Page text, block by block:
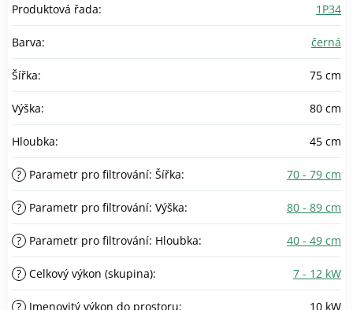
Produktová řada: 1P34
Barva: černá
Šířka: 75 cm
Výška: 80 cm
Hloubka: 45 cm
? Parametr pro filtrování: Šířka: 70 - 79 cm
? Parametr pro filtrování: Výška: 80 - 89 cm
? Parametr pro filtrování: Hloubka: 40 - 49 cm
? Celkový výkon (skupina): 7 - 12 kW
? Jmenovitý výkon do prostoru: 10 kW